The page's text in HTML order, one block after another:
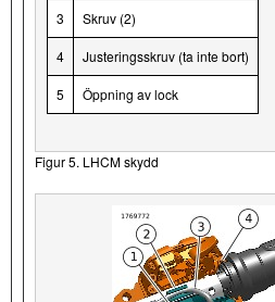
3 Skruv (2)
4 Justeringsskruv (ta inte bort)
5 Öppning av lock
Figur 5. LHCM skydd